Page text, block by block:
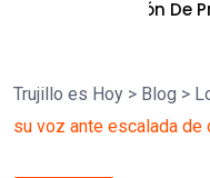
10 de
Trujillo es Hoy > Blog >
su voz ante escalada de